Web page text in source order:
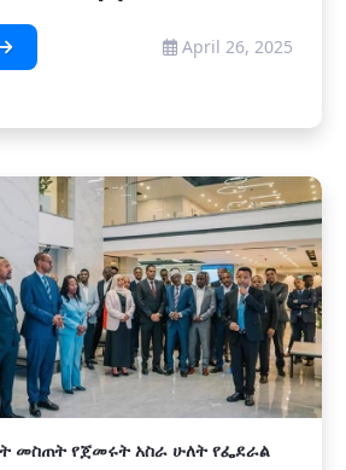
April 26, 2025
መስጠት የጀመሩት አስራ ሁለት የፌደራል